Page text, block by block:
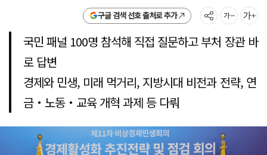
구글 검색 선호 출처로 추가
국민 패널 100명 참석해 직접 질문하고 부처 장관 바
로 답변
경제와 민생, 미래 먹거리, 지방시대 비전과 전략, 연
금‧노동‧교육 개혁 과제 등 다뤄